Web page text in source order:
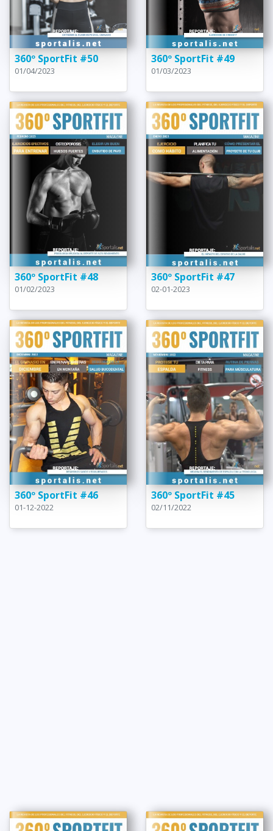
360º SportFit #50
01/04/2023
360º SportFit #49
01/03/2023
360º SportFit #48
01/02/2023
360º SportFit #47
02-01-2023
360º SportFit #46
01-12-2022
360º SportFit #45
02/11/2022